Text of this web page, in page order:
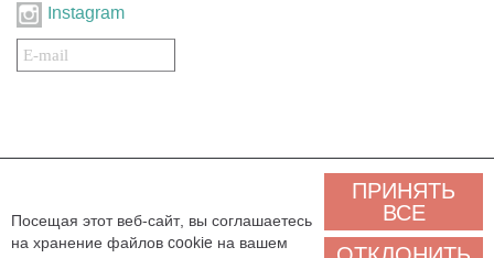
Instagram
Подписаться
на
собственностью "3 Карата ТМ" и охраняются Законом об авторском праве действующего
законодательства государства Украина. Этот сайт и его контент может использоваться
сторонними лицами и организациями только для некоммерческих целей. Любая загрузка,
копирование, печать, иное использование материалов данного сайта для некоммерческих целей
Посещая этот веб-сайт, вы соглашаетесь
на хранение файлов cookie на вашем
ПРИНЯТЬ
ВСЕ